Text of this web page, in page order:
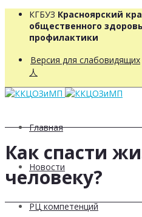
КГБУЗ Красноярский
общественного
профилактики
Версия для слабовидящих
人
Главная
Новости
РЦ компетенций
Как спасти
человеку?